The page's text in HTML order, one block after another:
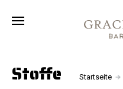
Stoffe
Stoffe Startseite